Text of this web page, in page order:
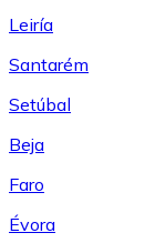
Leiría
Santarém
Setúbal
Beja
Faro
Évora